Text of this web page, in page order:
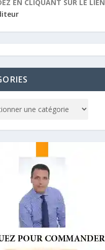
EN CLIQUANT SUR LE LIEN